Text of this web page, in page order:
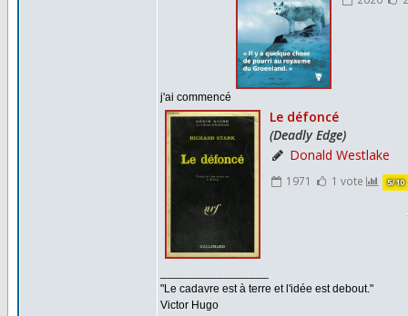
j'ai commencé
"Le cadavre est à terre et l'idée est debout."
Victor Hugo